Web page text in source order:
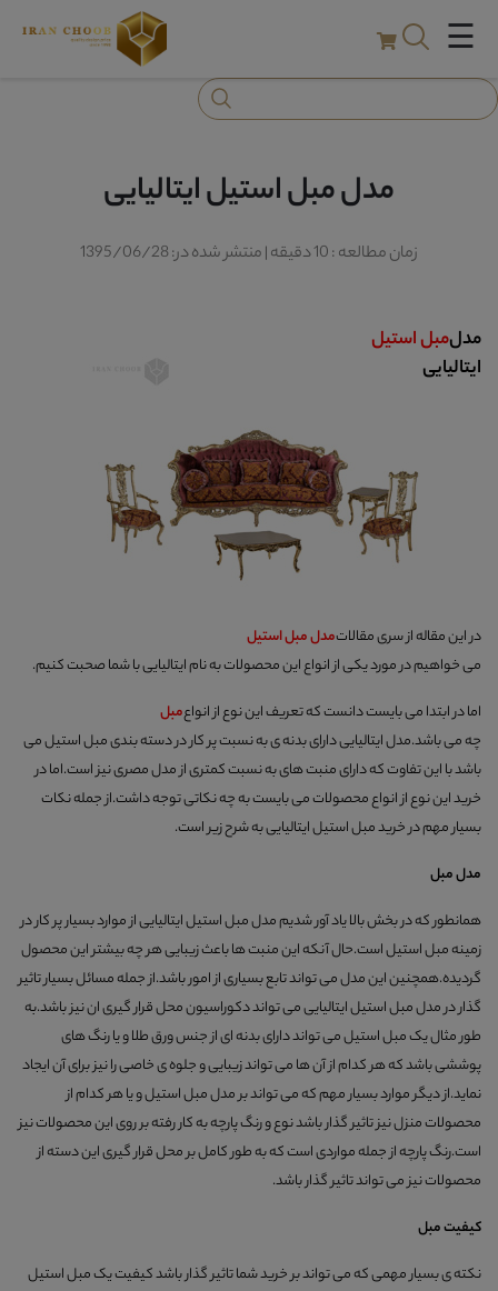
☰
مدل مبل استیل ایتالیایی
زمان مطالعه : 10 دقیقه | منتشر شده در: 1395/06/28
مدلمبل استیل
ایتالیایی
در این مقاله از سری مقالاتمدل مبل استیل
می خواهیم در مورد یکی از انواع این محصولات به نام ایتالیایی با شما صحبت کنیم.
اما در ابتدا می بایست دانست که تعریف این نوع از انواعمبل
چه می باشد.مدل ایتالیایی دارای بدنه ی به نسبت پر کار در دسته بندی مبل استیل می
باشد با این تفاوت که دارای منبت های به نسبت کمتری از مدل مصری نیز است.اما در
خرید این نوع از انواع محصولات می بایست به چه نکاتی توجه داشت.از جمله نکات
بسیار مهم در خرید مبل استیل ایتالیایی به شرح زیر است.
مدل مبل
همانطور که در بخش بالا یاد آور شدیم مدل مبل استیل ایتالیایی از موارد بسیار پر کار در
زمینه مبل استیل است.حال آنکه این منبت ها باعث زیبایی هر چه بیشتر این محصول
گردیده.همچنین این مدل می تواند تابع بسیاری از امور باشد.از جمله مسائل بسیار تاثیر
گذار در مدل مبل استیل ایتالیایی می تواند دکوراسیون محل قرار گیری ان نیز باشد.به
طور مثال یک مبل استیل می تواند دارای بدنه ای از جنس ورق طلا و یا رنگ های
پوششی باشد که هر کدام از آن ها می تواند زیبایی و جلوه ی خاصی را نیز برای آن ایجاد
نماید.از دیگر موارد بسیار مهم که می تواند بر مدل مبل استیل و یا هر کدام از
محصولات منزل نیز تاثیر گذار باشد نوع و رنگ پارچه به کار رفته بر روی این محصولات نیز
است.رنگ پارچه از جمله مواردی است که به طور کامل بر محل قرار گیری این دسته از
محصولات نیز می تواند تاثیر گذار باشد.
کیفیت مبل
نکته ی بسیار مهمی که می تواند بر خرید شما تاثیر گذار باشد کیفیت یک مبل استیل